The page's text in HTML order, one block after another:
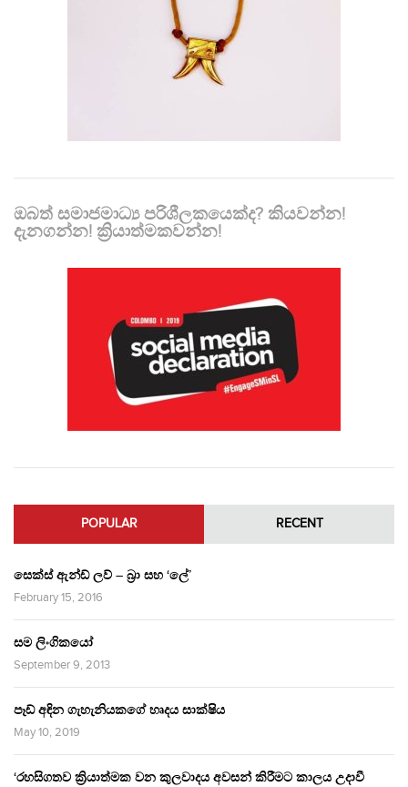
ඔබත් සමාජමාධ්‍ය පරිශීලකයෙක්ද? කියවන්න!
දැනගන්න! ක්‍රියාත්මකවන්න!
POPULAR RECENT
සෙක්ස් ඇන්ඩ් ලව් – බ්‍රා සහ ‘ලේ’
February 15, 2016
සම ලිංගිකයෝ
September 9, 2013
පෑඩ් අඳින ගැහැනියකගේ හෘදය සාක්ෂිය
May 10, 2019
‘රහසිගතව ක්‍රියාත්මක වන කුලවාදය අවසන් කිරීමට කාලය උදාවී